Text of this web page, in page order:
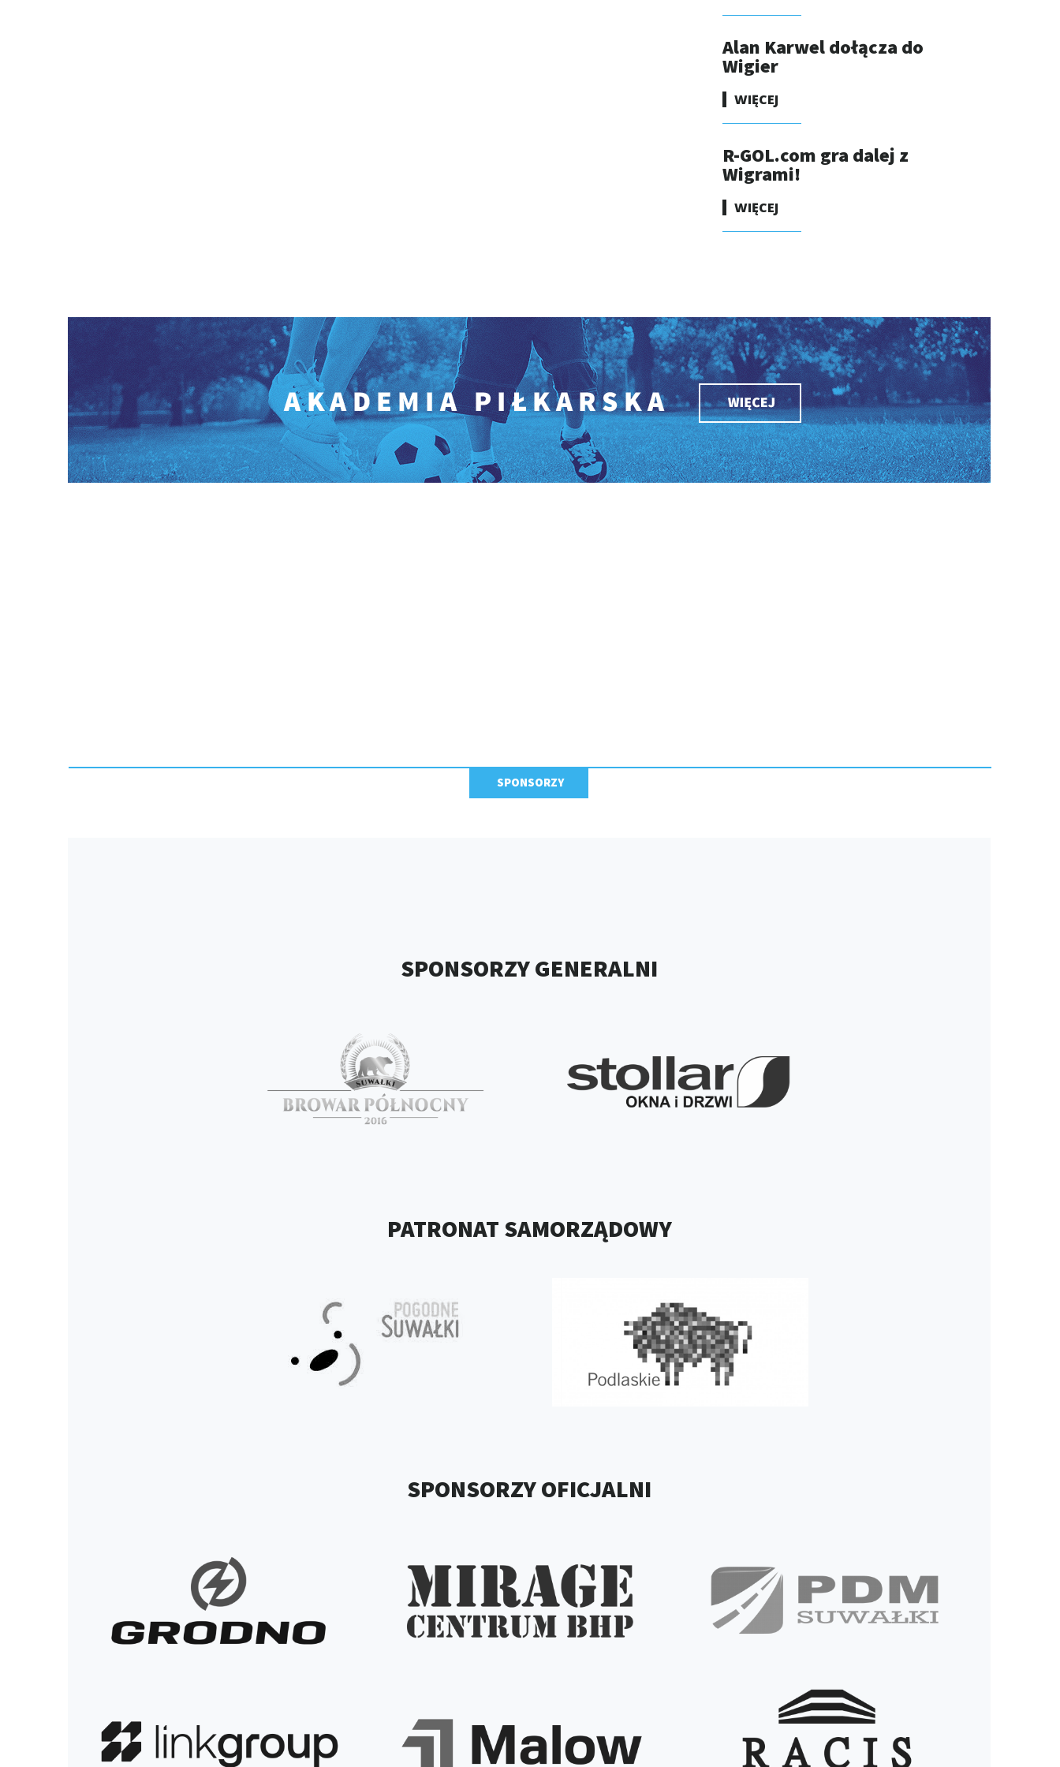
Alan Karwel dołącza do
Wigier
WIĘCEJ
R-GOL.com gra dalej z
Wigrami!
WIĘCEJ
SPONSORZY
SPONSORZY GENERALNI
PATRONAT SAMORZĄDOWY
SPONSORZY OFICJALNI